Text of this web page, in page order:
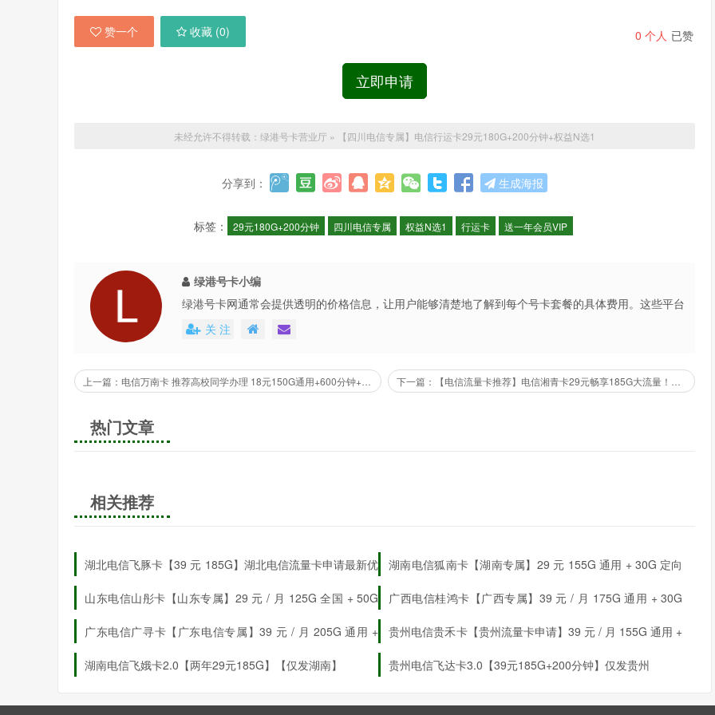
0 个人 已赞
赞一个 收藏 (0)
立即申请
未经允许不得转载： 绿港号卡营业厅 » 【四川电信专属】电信行运卡29元180G+200分钟+权益N选1
分享到： 生成海报
标签： 29元180G+200分钟 四川电信专属 权益N选1 行运卡 送一年会员VIP
绿港号卡小编
绿港号卡网通常会提供透明的价格信息，让用户能够清楚地了解到每个号卡套餐的具体费用。这些平台
还会不定期地推出各种优惠活动，不仅提高了用户的购买体验，也促进了市场的公平竞争。
关 注
热门文章
相关推荐
湖北电信飞豚卡【39 元 185G】湖北电信流量卡申请最新优
湖南电信狐南卡【湖南专属】29 元 155G 通用 + 30G 定向
山东电信山彤卡【山东专属】29 元 / 月 125G 全国 + 50G
广西电信桂鸿卡【广西专属】39 元 / 月 175G 通用 + 30G
广东电信广寻卡【广东电信专属】39 元 / 月 205G 通用 +
贵州电信贵禾卡【贵州流量卡申请】39 元 / 月 155G 通用 +
湖南电信飞娥卡2.0【两年29元185G】【仅发湖南】 贵州电信飞达卡3.0【39元185G+200分钟】仅发贵州